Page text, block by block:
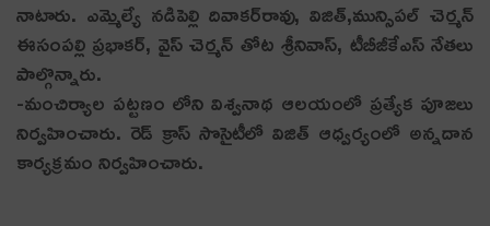
నాటారు. ఎమ్మెల్యే న‌డిపెల్లి దివాక‌ర్‌రావు, విజిత్,మున్సిపల్ చెర్మన్
ఈసంపల్లి ప్రభాకర్, వైస్‌ చెర్మన్ తోట శ్రీనివాస్, టీబీజీకేఎస్ నేత‌లు
పాల్గొన్నారు.
-మంచిర్యాల పట్టణం లోని విశ్వనాథ ఆలయంలో ప్రత్యేక పూజలు
నిర్వహించారు. రెడ్ క్రాస్ సొసైటీలో విజిత్ ఆధ్వ‌ర్యంలో అన్న‌దాన‌
కార్యక్రమం నిర్వహించారు.